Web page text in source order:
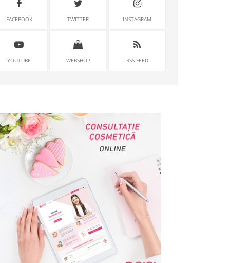
FACEBOOK TWITTER INSTAGRAM
YOUTUBE WEBSHOP RSS FEED